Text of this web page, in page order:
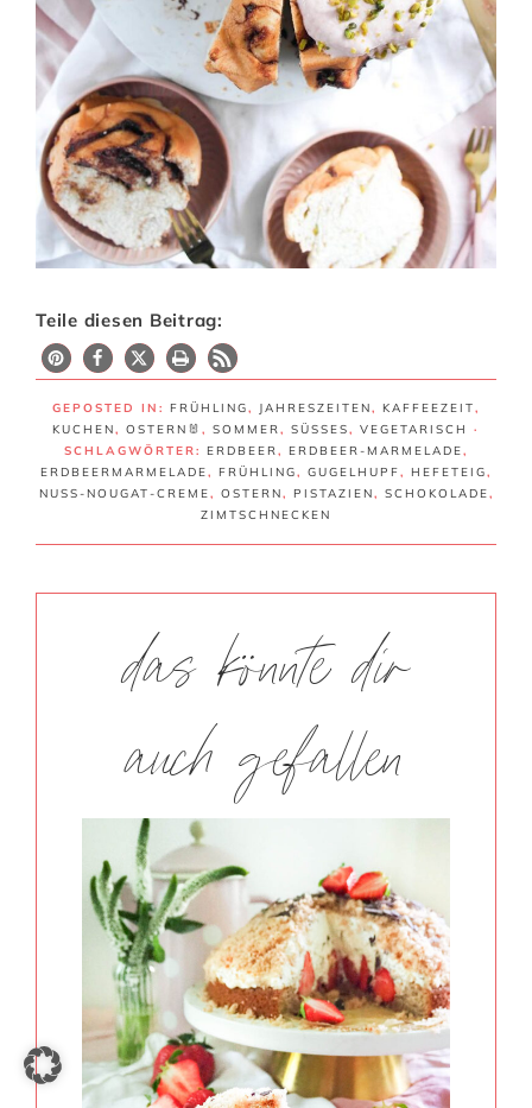
Teile diesen Beitrag:
GEPOSTED IN: FRÜHLING, JAHRESZEITEN, KAFFEEZEIT,
KUCHEN, OSTERN🐰 , SOMMER , SÜSSES , VEGETARISCH
·
SCHLAGWÖRTER: ERDBEER , ERDBEER-MARMELADE,
ERDBEERMARMELADE, FRÜHLING, GUGELHUPF, HEFETEIG,
NUSS-NOUGAT-CREME, OSTERN, PISTAZIEN, SCHOKOLADE,
ZIMTSCHNECKEN
das könnte dir
auch gefallen